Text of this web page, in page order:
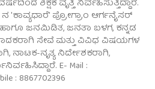
ಶಿಕ್ಷಕ ವೃತ್ತಿ ನಿರ್ವಹಿಸುತ್ತಿದ್ದಾರೆ.
ಪ್ರೋಗ್ರಾಂ ಆರ್ಗನೈಸರ್
ಜನಮಿಡಿತ, ಜನತಾ ಬಳಗ, ಕನ್ನಡ
ಸೇವೆ ಮತ್ತು ವಿವಿಧ ವಿಷಯಗಳ
ನಾಟಕ-ನೃತ್ಯ ನಿರ್ದೇಶಕರಾಗಿ,
E- Mail :
: 8867702396